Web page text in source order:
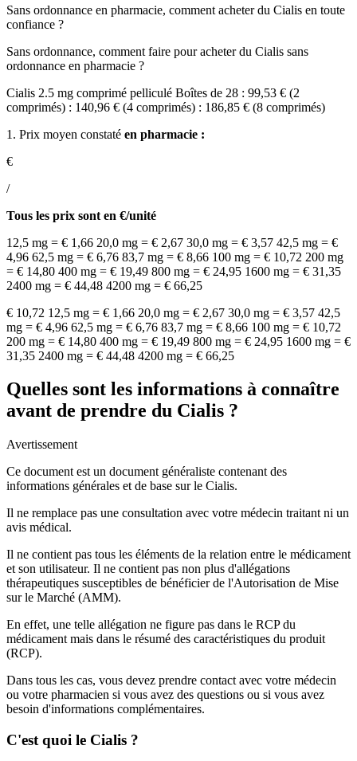
Sans ordonnance en pharmacie, comment acheter du Cialis en toute
confiance ?
Sans ordonnance, comment faire pour acheter du Cialis sans
ordonnance en pharmacie ?
Cialis 2.5 mg comprimé pelliculé Boîtes de 28 : 99,53 € (2
comprimés) : 140,96 € (4 comprimés) : 186,85 € (8 comprimés)
1. Prix moyen constaté en pharmacie :
€
/
Tous les prix sont en €/unité
12,5 mg = € 1,66 20,0 mg = € 2,67 30,0 mg = € 3,57 42,5 mg = €
4,96 62,5 mg = € 6,76 83,7 mg = € 8,66 100 mg = € 10,72 200 mg
= € 14,80 400 mg = € 19,49 800 mg = € 24,95 1600 mg = € 31,35
2400 mg = € 44,48 4200 mg = € 66,25
€ 10,72 12,5 mg = € 1,66 20,0 mg = € 2,67 30,0 mg = € 3,57 42,5
mg = € 4,96 62,5 mg = € 6,76 83,7 mg = € 8,66 100 mg = € 10,72
200 mg = € 14,80 400 mg = € 19,49 800 mg = € 24,95 1600 mg = €
31,35 2400 mg = € 44,48 4200 mg = € 66,25
Quelles sont les informations à connaître
avant de prendre du Cialis ?
Avertissement
Ce document est un document généraliste contenant des
informations générales et de base sur le Cialis.
Il ne remplace pas une consultation avec votre médecin traitant ni un
avis médical.
Il ne contient pas tous les éléments de la relation entre le médicament
et son utilisateur. Il ne contient pas non plus d'allégations
thérapeutiques susceptibles de bénéficier de l'Autorisation de Mise
sur le Marché (AMM).
En effet, une telle allégation ne figure pas dans le RCP du
médicament mais dans le résumé des caractéristiques du produit
(RCP).
Dans tous les cas, vous devez prendre contact avec votre médecin
ou votre pharmacien si vous avez des questions ou si vous avez
besoin d'informations complémentaires.
C'est quoi le Cialis ?